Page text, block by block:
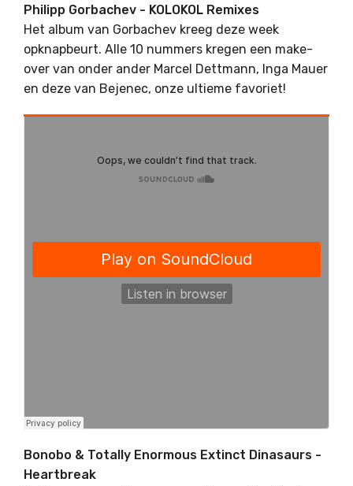
Philipp Gorbachev - KOLOKOL Remixes
Het album van Gorbachev kreeg deze week
opknapbeurt. Alle 10 nummers kregen een make-
over van onder ander Marcel Dettmann, Inga Mauer
en deze van Bejenec, onze ultieme favoriet!
Bonobo & Totally Enormous Extinct Dinasaurs -
Heartbreak